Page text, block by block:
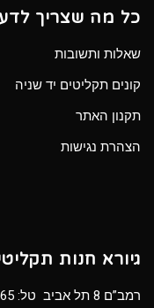
כל מה שצריך
שאלות ותשובות
קונים תקליטים יד שניה
תקנון האתר
הצהרת נגישות
גיורא חנות
רמב”ם 8 תל אביב טל: